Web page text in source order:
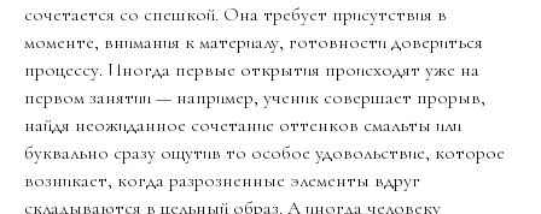
сочетается со спешкой. Она требует присутствия в
моменте, внимания к материалу, готовности довериться
процессу. Иногда первые открытия происходят уже на
первом занятии — например, ученик совершает прорыв,
найдя неожиданное сочетание оттенков смальты или
буквально сразу ощутив то особое удовольствие, которое
возникает, когда разрозненные элементы вдруг
складываются в цельный образ. А иногда человеку